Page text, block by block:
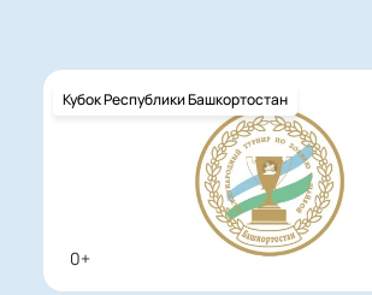
0+
Кубок Республики Башкортостан